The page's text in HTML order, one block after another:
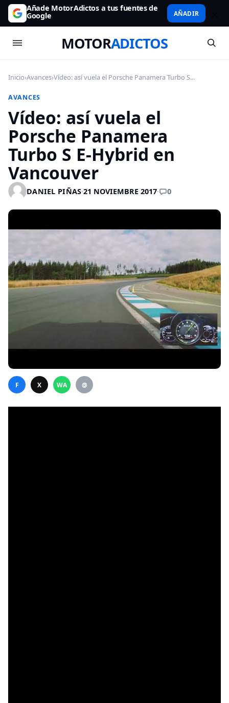
Añade MotorAdictos a tus fuentes de
Google AÑADIR
MOTORADICTOS
Inicio›Avances›Vídeo: así vuela el Porsche Panamera Turbo S...
AVANCES
Vídeo: así vuela el
Porsche Panamera
Turbo S E-Hybrid en
Vancouver
DANIEL PIÑAS·21 NOVIEMBRE 2017· 0
F X WA @